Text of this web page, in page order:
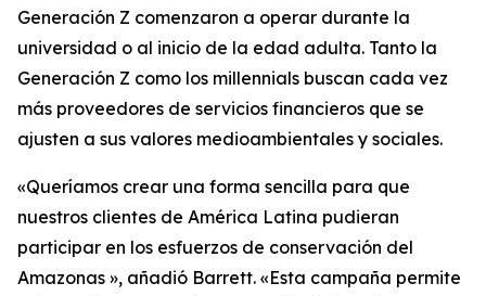
Generación Z comenzaron a operar durante la
universidad o al inicio de la edad adulta. Tanto la
Generación Z como los millennials buscan cada vez
más proveedores de servicios financieros que se
ajusten a sus valores medioambientales y sociales.
«Queríamos crear una forma sencilla para que
nuestros clientes de América Latina pudieran
participar en los esfuerzos de conservación del
Amazonas », añadió Barrett. «Esta campaña permite